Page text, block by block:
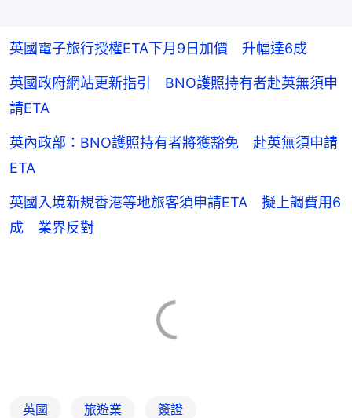
英國電子旅行授權ETA下月9日加價 升幅達6成
英國政府網站更新指引 BNO護照持有者赴英無須申
請ETA
英內政部：BNO護照持有者將獲豁免 赴英無須申請
ETA
英國入境新規香港等地旅客須申請ETA 擬上調費用6
成 業界反對
英國 旅遊業 簽證